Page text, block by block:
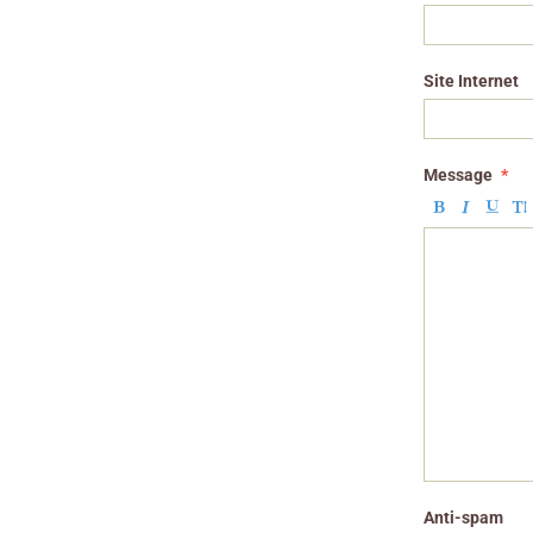
Site Internet
Message
Anti-spam